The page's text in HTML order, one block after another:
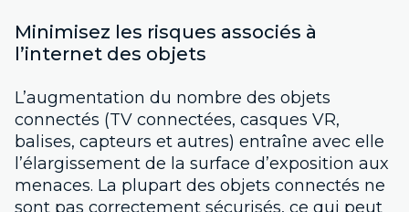
Minimisez les risques associés à
l’internet des objets
L’augmentation du nombre des objets
connectés (TV connectées, casques VR,
balises, capteurs et autres) entraîne avec elle
l’élargissement de la surface d’exposition aux
menaces. La plupart des objets connectés ne
sont pas correctement sécurisés, ce qui peut